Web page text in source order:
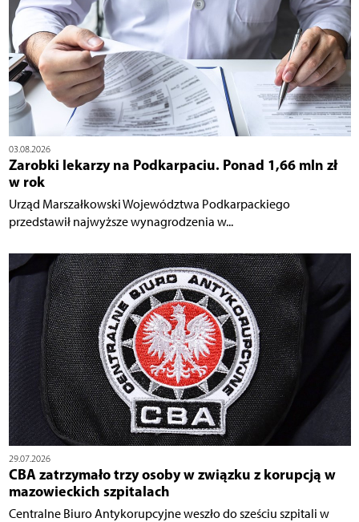
03.08.2026
Zarobki lekarzy na Podkarpaciu. Ponad 1,66 mln zł
w rok
Urząd Marszałkowski Województwa Podkarpackiego
przedstawił najwyższe wynagrodzenia w...
29.07.2026
CBA zatrzymało trzy osoby w związku z korupcją w
mazowieckich szpitalach
Centralne Biuro Antykorupcyjne weszło do sześciu szpitali w